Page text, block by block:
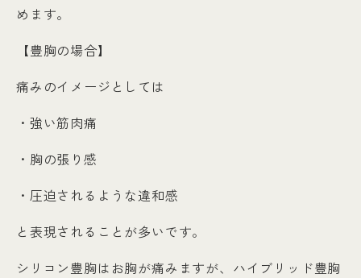
めます。
【豊胸の場合】
痛みのイメージとしては
・強い筋肉痛
・胸の張り感
・圧迫されるような違和感
と表現されることが多いです。
シリコン豊胸はお胸が痛みますが、ハイブリッド豊胸